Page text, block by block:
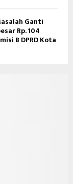
Ganti
Rp. 104
B DPRD Kota